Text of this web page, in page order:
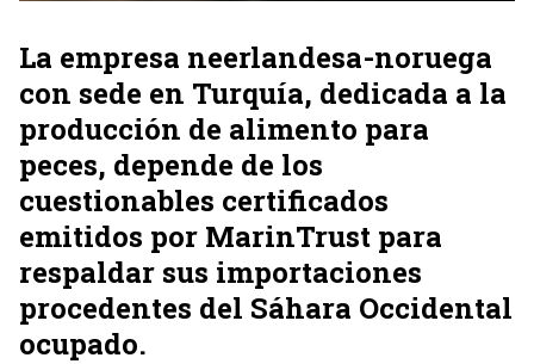
La empresa neerlandesa-noruega
con sede en Turquía, dedicada a la
producción de alimento para
peces, depende de los
cuestionables certificados
emitidos por MarinTrust para
respaldar sus importaciones
procedentes del Sáhara Occidental
ocupado.